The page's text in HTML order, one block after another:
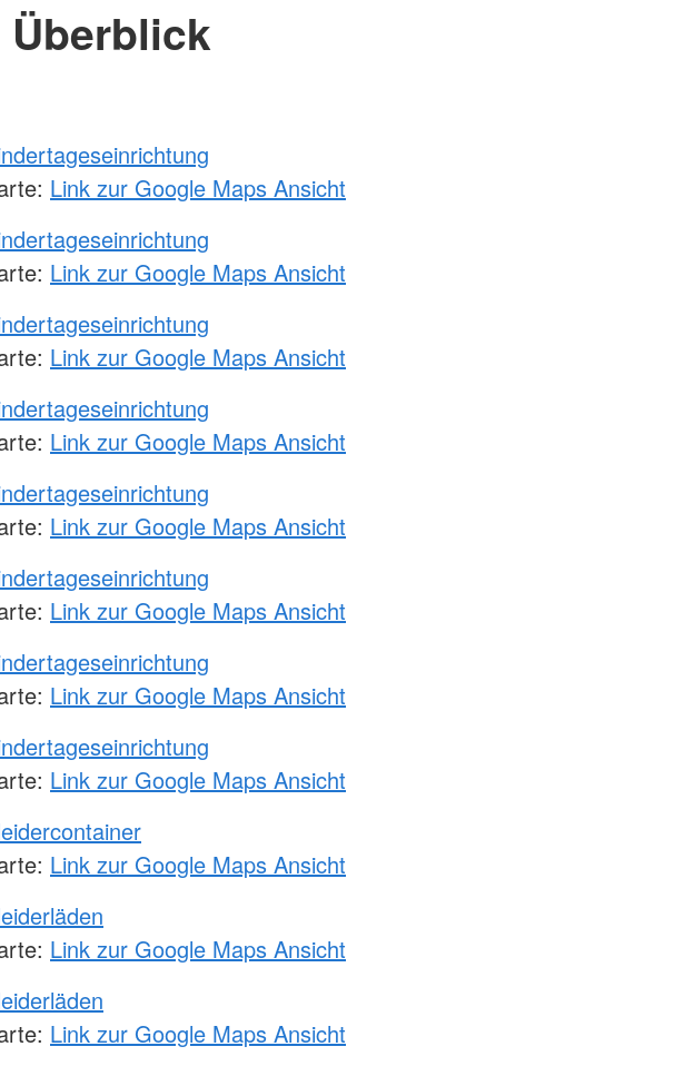
Link zur Google Maps Ansicht
Link zur Google Maps Ansicht
Link zur Google Maps Ansicht
Link zur Google Maps Ansicht
Link zur Google Maps Ansicht
Link zur Google Maps Ansicht
Link zur Google Maps Ansicht
Link zur Google Maps Ansicht
Link zur Google Maps Ansicht
Link zur Google Maps Ansicht
Link zur Google Maps Ansicht